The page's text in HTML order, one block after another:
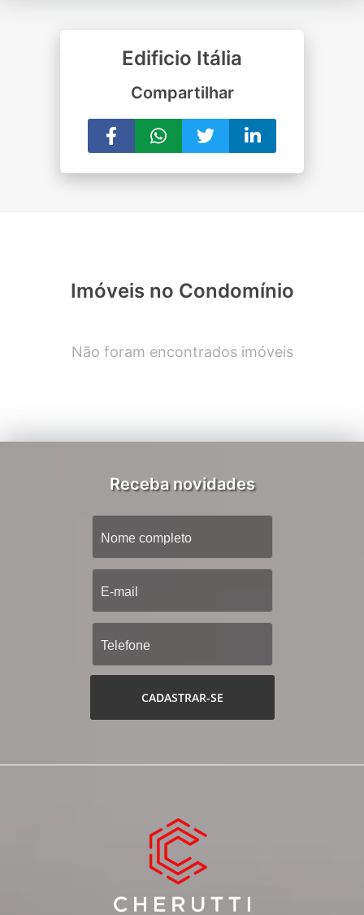
Edificio Itália
Compartilhar
Imóveis no Condomínio
Não foram encontrados imóveis
Receba novidades
CADASTRAR-SE